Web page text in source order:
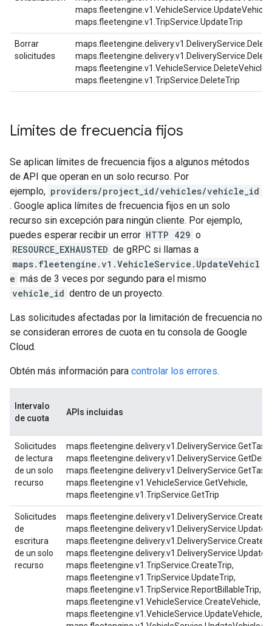
maps.fleetengine.v1.TripService.UpdateTrip
Borrar
solicitudes
maps.fleetengine.v1.VehicleService.DeleteVehicle,
maps.fleetengine.v1.TripService.DeleteTrip
Límites de frecuencia fijos
Se aplican límites de frecuencia fijos a algunos métodos
de API que operan en un solo recurso. Por
ejemplo, providers/project_id/vehicles/vehicle_id
. Google aplica límites de frecuencia fijos en un solo
recurso sin excepción para ningún cliente. Por ejemplo,
puedes esperar recibir un error HTTP 429 o
RESOURCE_EXHAUSTED de gRPC si llamas a
maps.fleetengine.v1.VehicleService.UpdateVehicl
e más de 3 veces por segundo para el mismo
vehicle_id dentro de un proyecto.
Las solicitudes afectadas por la limitación de frecuencia no
se consideran errores de cuota en tu consola de Google
Cloud.
Obtén más información para controlar los errores.
Intervalo
de cuota
APIs incluidas
Solicitudes
de lectura
de un solo
recurso
maps.fleetengine.delivery.v1.DeliveryService.GetTask,
maps.fleetengine.v1.VehicleService.GetVehicle,
maps.fleetengine.v1.TripService.GetTrip
Solicitudes
de
escritura
de un solo
recurso
maps.fleetengine.v1.TripService.CreateTrip,
maps.fleetengine.v1.TripService.UpdateTrip,
maps.fleetengine.v1.TripService.ReportBillableTrip,
maps.fleetengine.v1.VehicleService.CreateVehicle,
maps.fleetengine.v1.VehicleService.UpdateVehicle,